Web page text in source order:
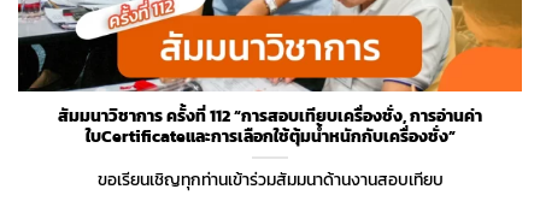
สัมมนาวิชาการ ครั้งที่ 112 “การสอบเทียบเครื่องชั่ง, การอ่านค่า
ใบCertificateและการเลือกใช้ตุ้มน้ำหนักกับเครื่องชั่ง”
ขอเรียนเชิญทุกท่านเข้าร่วมสัมมนาด้านงานสอบเทียบ